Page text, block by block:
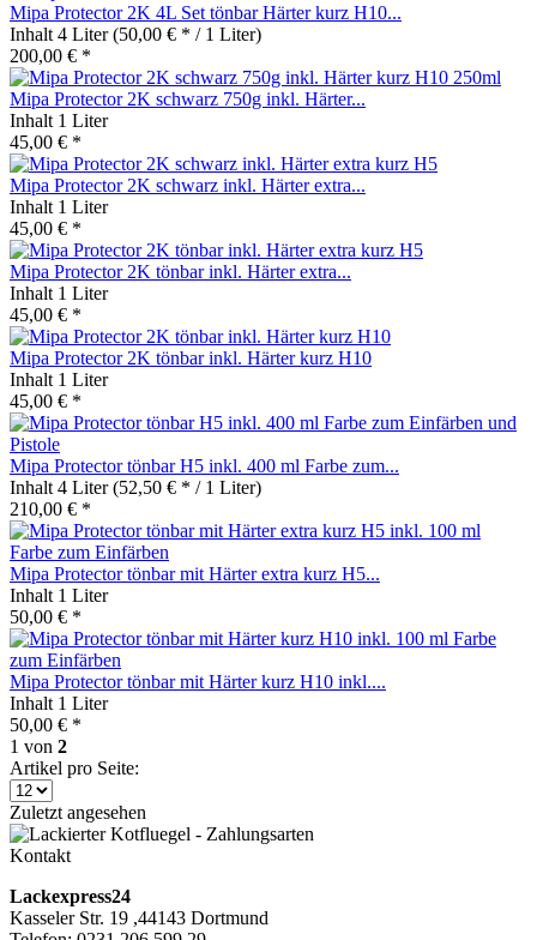
Mipa Protector 2K 4L Set tönbar Härter kurz H10...
Inhalt 4 Liter(50,00 € * / 1 Liter)
200,00 € *
Mipa Protector 2K schwarz 750g inkl. Härter...
Inhalt 1 Liter
45,00 € *
Mipa Protector 2K schwarz inkl. Härter extra...
Inhalt 1 Liter
45,00 € *
Mipa Protector 2K tönbar inkl. Härter extra...
Inhalt 1 Liter
45,00 € *
Mipa Protector 2K tönbar inkl. Härter kurz H10
Inhalt 1 Liter
45,00 € *
Mipa Protector tönbar H5 inkl. 400 ml Farbe zum...
Inhalt 4 Liter(52,50 € * / 1 Liter)
210,00 € *
Mipa Protector tönbar mit Härter extra kurz H5...
Inhalt 1 Liter
50,00 € *
Mipa Protector tönbar mit Härter kurz H10 inkl....
Inhalt 1 Liter
50,00 € *
1 von 2
Artikel pro Seite:
Zuletzt angesehen
Kontakt
Lackexpress24
Kasseler Str. 19 ,44143 Dortmund